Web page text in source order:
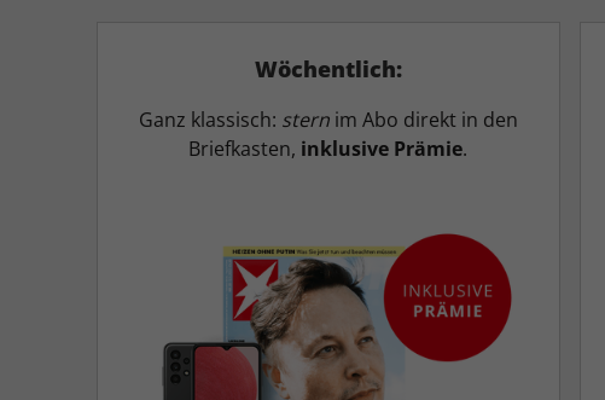
Wöchentlich:
Ganz klassisch: sternim Abo direkt in den
Briefkasten, inklusive Prämie.